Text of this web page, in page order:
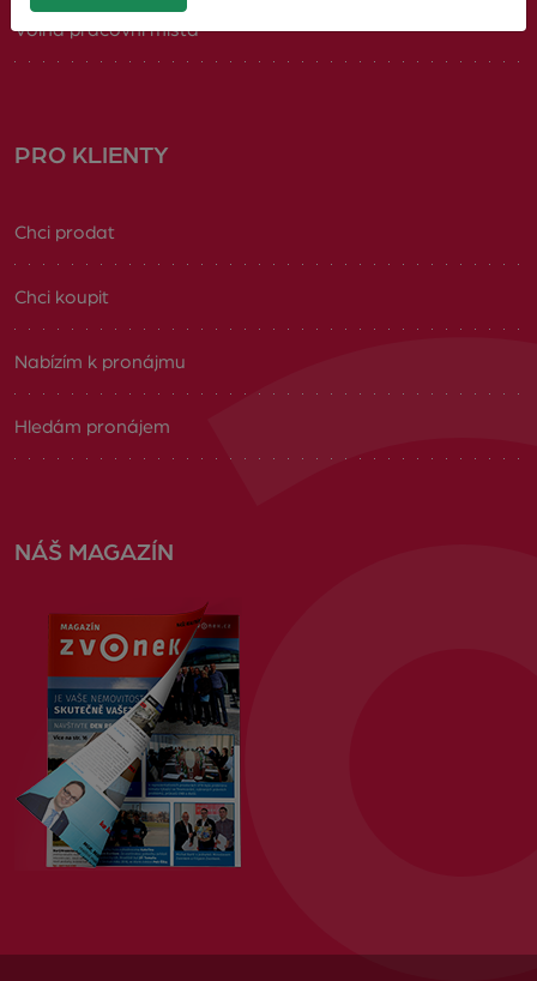
Volná pracovní místa
PRO KLIENTY
Chci prodat
Chci koupit
Nabízím k pronájmu
Hledám pronájem
NÁŠ MAGAZÍN